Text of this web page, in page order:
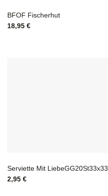
BFOF Fischerhut
18,95 €
Serviette Mit LiebeGG20St33x33
2,95 €